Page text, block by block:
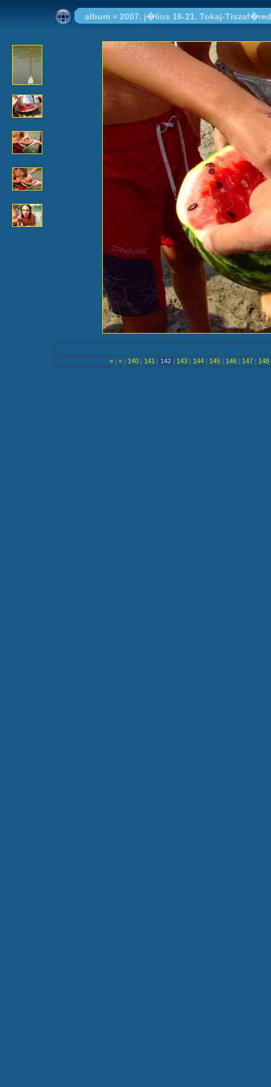
album » 2007. j�lius 16-21. Tokaj-Tiszaf�red
« | < | 140 | 141 | 142 | 143 | 144 | 145 | 146 | 147 | 148